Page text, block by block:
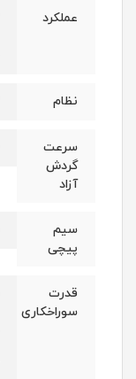
عملکرد
نظام
سرعت
گردش
آزاد
سیم
پیچی
قدرت
سوراخکاری